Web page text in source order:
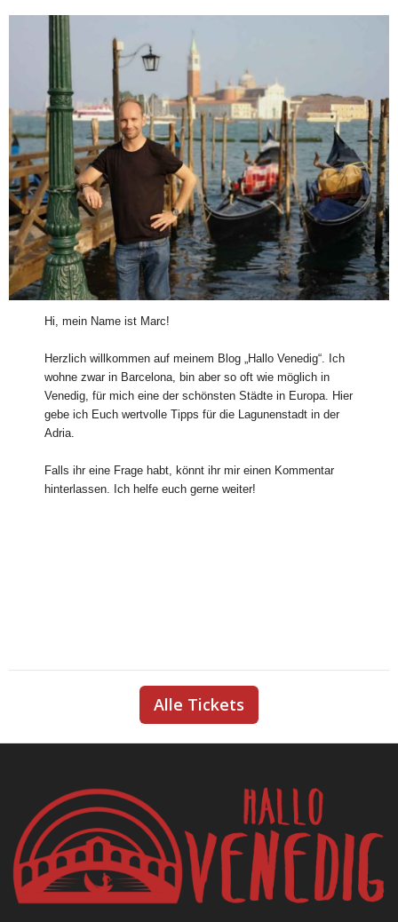
Hi, mein Name ist Marc!
Herzlich willkommen auf meinem Blog „Hallo Venedig“. Ich
wohne zwar in Barcelona, bin aber so oft wie möglich in
Venedig, für mich eine der schönsten Städte in Europa. Hier
gebe ich Euch wertvolle Tipps für die Lagunenstadt in der
Adria.
Falls ihr eine Frage habt, könnt ihr mir einen Kommentar
hinterlassen. Ich helfe euch gerne weiter!
Alle Tickets